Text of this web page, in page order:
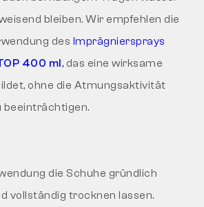
bleiben. Wir empfehlen die
des Imprägniersprays
400 ml, das eine wirksame
ohne die Atmungsaktivität
beeinträchtigen.
die Schuhe gründlich
vollständig trocknen lassen.